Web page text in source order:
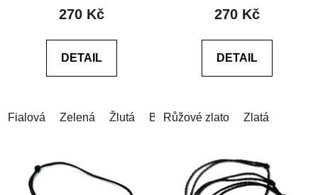
produktu
z
270 Kč
DETAIL
Fialová Zelená Žlutá Bílá Červená Světle červená
produktu
z
270 Kč
DETAIL
Růžové zlato Zlatá